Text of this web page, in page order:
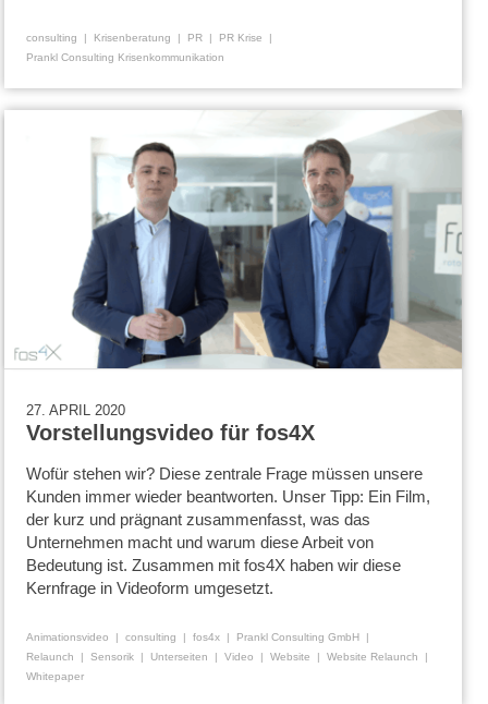
consulting Krisenberatung PR
PR Krise
Prankl Consulting Krisenkommunikation
27. APRIL 2020
Vorstellungsvideo für fos4X
Wofür stehen wir? Diese zentrale Frage müssen unsere
Kunden immer wieder beantworten. Unser Tipp: Ein Film,
der kurz und prägnant zusammenfasst, was das
Unternehmen macht und warum diese Arbeit von
Bedeutung ist. Zusammen mit fos4X haben wir diese
Kernfrage in Videoform umgesetzt.
Animationsvideo consulting fos4x
Prankl Consulting GmbH
Relaunch
Sensorik Unterseiten Video Website
Website Relaunch
Whitepaper